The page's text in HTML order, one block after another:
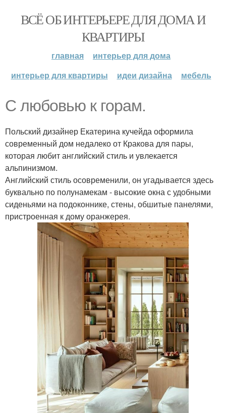
ВСЁ ОБ ИНТЕРЬЕРЕ ДЛЯ ДОМА И
КВАРТИРЫ
главная
интерьер для дома
интерьер для квартиры
идеи дизайна мебель
С любовью к горам.
Польский дизайнер Екатерина кучейда оформила
современный дом недалеко от Кракова для пары,
которая любит английский стиль и увлекается
альпинизмом.
Английский стиль осовременили, он угадывается здесь
буквально по полунамекам - высокие окна с удобными
сиденьями на подоконнике, стены, обшитые панелями,
пристроенная к дому оранжерея.